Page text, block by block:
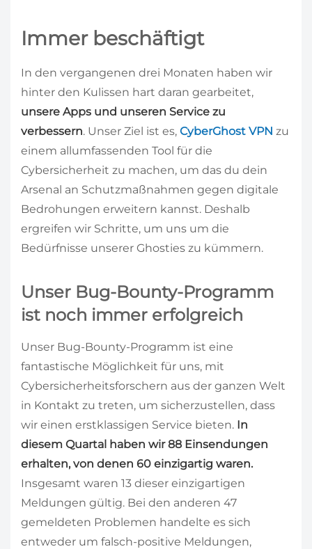
Immer beschäftigt
In den vergangenen drei Monaten haben wir
hinter den Kulissen hart daran gearbeitet,
unsere Apps und unseren Service zu
verbessern. Unser Ziel ist es, CyberGhost VPN zu
einem allumfassenden Tool für die
Cybersicherheit zu machen, um das du dein
Arsenal an Schutzmaßnahmen gegen digitale
Bedrohungen erweitern kannst. Deshalb
ergreifen wir Schritte, um uns um die
Bedürfnisse unserer Ghosties zu kümmern.
Unser Bug-Bounty-Programm
ist noch immer erfolgreich
Unser Bug-Bounty-Programm ist eine
fantastische Möglichkeit für uns, mit
Cybersicherheitsforschern aus der ganzen Welt
in Kontakt zu treten, um sicherzustellen, dass
wir einen erstklassigen Service bieten. In
diesem Quartal haben wir 88 Einsendungen
erhalten, von denen 60 einzigartig waren.
Insgesamt waren 13 dieser einzigartigen
Meldungen gültig. Bei den anderen 47
gemeldeten Problemen handelte es sich
entweder um falsch-positive Meldungen,